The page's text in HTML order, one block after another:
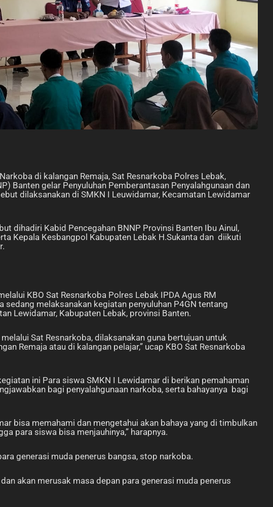
di kalangan Remaja, Sat Resnarkoba Polres Lebak,
Banten gelar Penyuluhan Pemberantasan Penyalahgunaan dan
dilaksanakan di SMKN I Leuwidamar, Kecamatan Lewidamar
dihadiri Kabid Pencegahan BNNP Provinsi Banten Ibu Ainul,
Kepala Kesbangpol Kabupaten Lebak H.Sukanta dan diikuti
KBO Sat Resnarkoba Polres Lebak IPDA Agus RM
sedang melaksanakan kegiatan penyuluhan P4GN tentang
Lewidamar, Kabupaten Lebak, provinsi Banten.
Sat Resnarkoba, dilaksanakan guna bertujuan untuk
Remaja atau di kalangan pelajar,” ucap KBO Sat Resnarkoba
ini Para siswa SMKN I Lewidamar di berikan pemahaman
bagi penyalahgunaan narkoba, serta bahayanya bagi
bisa memahami dan mengetahui akan bahaya yang di timbulkan
para siswa bisa menjauhinya,” harapnya.
generasi muda penerus bangsa, stop narkoba.
akan merusak masa depan para generasi muda penerus